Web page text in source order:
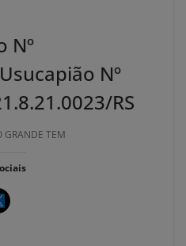
Nº
Nº
RS
GRANDE TEM